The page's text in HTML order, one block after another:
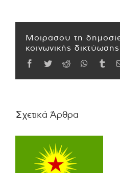
Μοιράσου τη
κοινωνικής
Facebook
TwitterReddit
Σχετικά Άρθρα